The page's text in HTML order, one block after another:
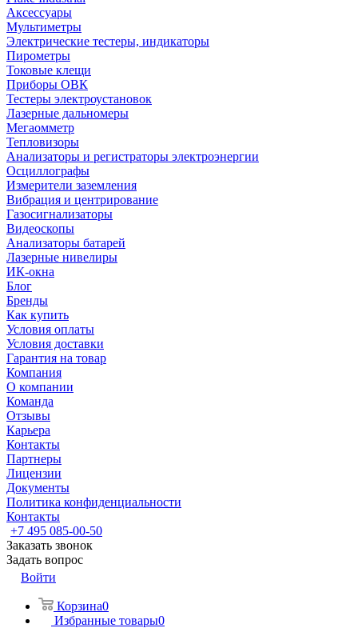
Аксессуары
Мультиметры
Электрические тестеры, индикаторы
Пирометры
Токовые клещи
Приборы ОВК
Тестеры электроустановок
Лазерные дальномеры
Мегаомметр
Тепловизоры
Анализаторы и регистраторы электроэнергии
Осциллографы
Измерители заземления
Вибрация и центрирование
Газосигнализаторы
Видеоскопы
Анализаторы батарей
Лазерные нивелиры
ИК-окна
Блог
Бренды
Как купить
Условия оплаты
Условия доставки
Гарантия на товар
Компания
О компании
Команда
Отзывы
Карьера
Контакты
Партнеры
Лицензии
Документы
Политика конфиденциальности
Контакты
+7 495 085-00-50
Заказать звонок
Задать вопрос
Войти
Корзина0
Избранные товары0